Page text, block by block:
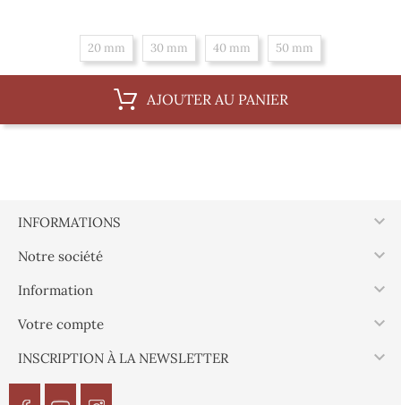
20 mm 30 mm 40 mm 50 mm
AJOUTER AU PANIER
INFORMATIONS 
Notre société 
Information 
Votre compte 
INSCRIPTION À LA NEWSLETTER 